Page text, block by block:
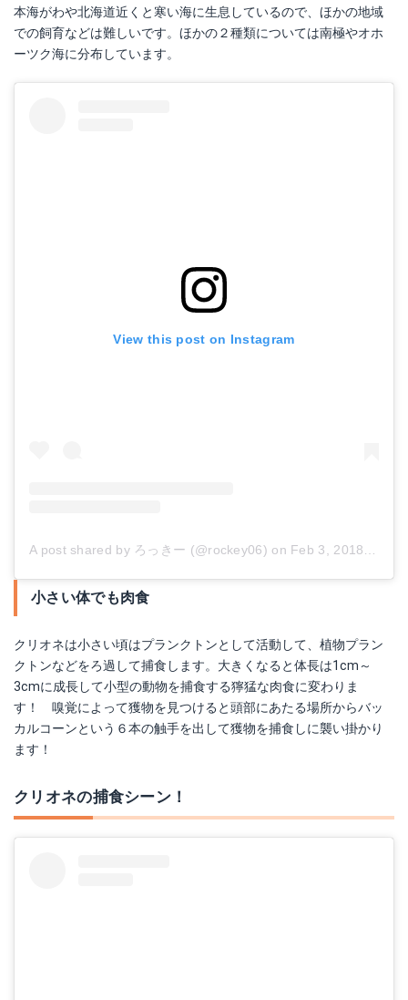
本海がわや北海道近くと寒い海に生息しているので、ほかの地域
での飼育などは難しいです。ほかの２種類については南極やオホ
ーツク海に分布しています。
View this post on Instagram
A post shared by ろっきー (@rockey06) on Feb 3, 2018 at 12:28pm PST
小さい体でも肉食
クリオネは小さい頃はプランクトンとして活動して、植物プラン
クトンなどをろ過して捕食します。大きくなると体長は1cm～
3cmに成長して小型の動物を捕食する獰猛な肉食に変わりま
す！ 嗅覚によって獲物を見つけると頭部にあたる場所からバッ
カルコーンという６本の触手を出して獲物を捕食しに襲い掛かり
ます！
クリオネの捕食シーン！